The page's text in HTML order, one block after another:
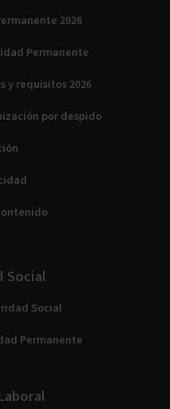
2026
Permanente
y requisitos 2026
por despido
Social
Social
Permanente